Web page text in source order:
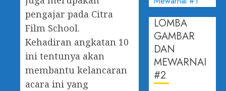
pengajar pada Citra
Film School.
Kehadiran angkatan 10
ini tentunya akan
membantu kelancaran
acara ini yang
LOMBA
GAMBAR
DAN
MEWARNAI
#2